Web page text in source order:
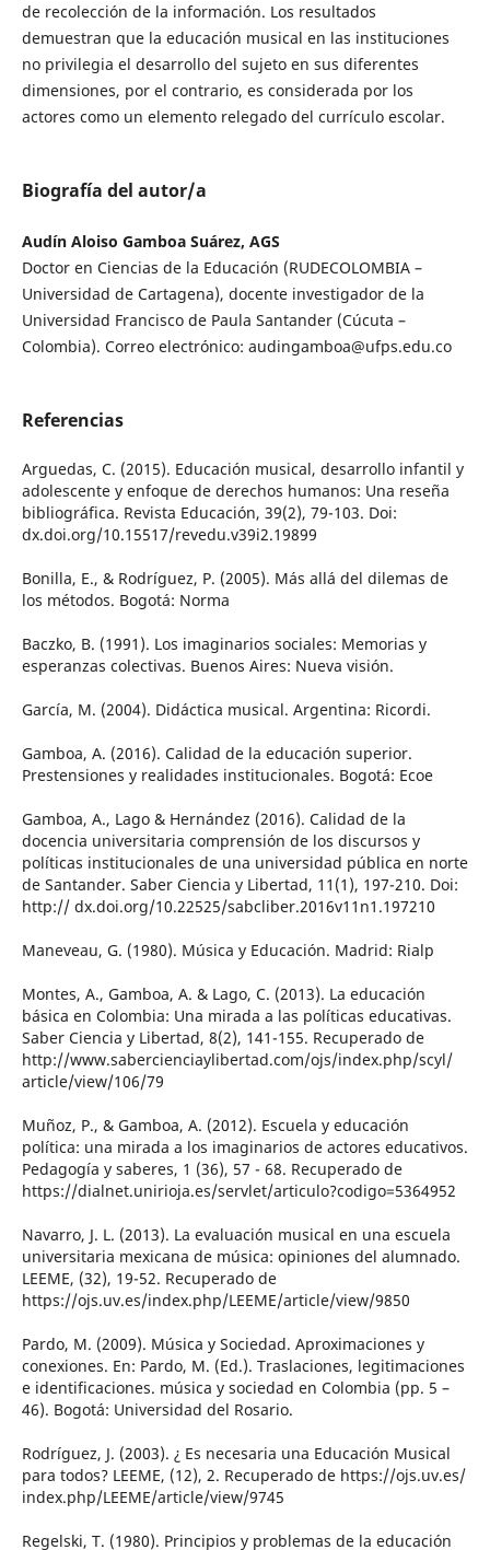
de recolección de la información. Los resultados
demuestran que la educación musical en las instituciones
no privilegia el desarrollo del sujeto en sus diferentes
dimensiones, por el contrario, es considerada por los
actores como un elemento relegado del currículo escolar.
Biografía del autor/a
Audín Aloiso Gamboa Suárez, AGS
Doctor en Ciencias de la Educación (RUDECOLOMBIA –
Universidad de Cartagena), docente investigador de la
Universidad Francisco de Paula Santander (Cúcuta –
Colombia). Correo electrónico: audingamboa@ufps.edu.co
Referencias
Arguedas, C. (2015). Educación musical, desarrollo infantil y
adolescente y enfoque de derechos humanos: Una reseña
bibliográfica. Revista Educación, 39(2), 79-103. Doi:
dx.doi.org/10.15517/revedu.v39i2.19899
Bonilla, E., & Rodríguez, P. (2005). Más allá del dilemas de
los métodos. Bogotá: Norma
Baczko, B. (1991). Los imaginarios sociales: Memorias y
esperanzas colectivas. Buenos Aires: Nueva visión.
García, M. (2004). Didáctica musical. Argentina: Ricordi.
Gamboa, A. (2016). Calidad de la educación superior.
Prestensiones y realidades institucionales. Bogotá: Ecoe
Gamboa, A., Lago & Hernández (2016). Calidad de la
docencia universitaria comprensión de los discursos y
políticas institucionales de una universidad pública en norte
de Santander. Saber Ciencia y Libertad, 11(1), 197-210. Doi:
http:// dx.doi.org/10.22525/sabcliber.2016v11n1.197210
Maneveau, G. (1980). Música y Educación. Madrid: Rialp
Montes, A., Gamboa, A. & Lago, C. (2013). La educación
básica en Colombia: Una mirada a las políticas educativas.
Saber Ciencia y Libertad, 8(2), 141-155. Recuperado de
http://www.sabercienciaylibertad.com/ojs/index.php/scyl/
article/view/106/79
Muñoz, P., & Gamboa, A. (2012). Escuela y educación
política: una mirada a los imaginarios de actores educativos.
Pedagogía y saberes, 1 (36), 57 - 68. Recuperado de
https://dialnet.unirioja.es/servlet/articulo?codigo=5364952
Navarro, J. L. (2013). La evaluación musical en una escuela
universitaria mexicana de música: opiniones del alumnado.
LEEME, (32), 19-52. Recuperado de
https://ojs.uv.es/index.php/LEEME/article/view/9850
Pardo, M. (2009). Música y Sociedad. Aproximaciones y
conexiones. En: Pardo, M. (Ed.). Traslaciones, legitimaciones
e identificaciones. música y sociedad en Colombia (pp. 5 –
46). Bogotá: Universidad del Rosario.
Rodríguez, J. (2003). ¿ Es necesaria una Educación Musical
para todos? LEEME, (12), 2. Recuperado de https://ojs.uv.es/
index.php/LEEME/article/view/9745
Regelski, T. (1980). Principios y problemas de la educación